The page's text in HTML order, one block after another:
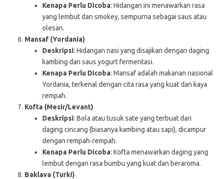
Kenapa Perlu Dicoba: Hidangan ini menawarkan rasa
yang lembut dan smokey, sempurna sebagai saus atau
olesan.
Mansaf (Yordania)
Deskripsi: Hidangan nasi yang disajikan dengan daging
kambing dan saus yogurt fermentasi.
Kenapa Perlu Dicoba: Mansaf adalah makanan nasional
Yordania, terkenal dengan cita rasa yang kuat dan kaya
rempah.
Kofta (Mesir/Levant)
Deskripsi: Bola atau tusuk sate yang terbuat dari
daging cincang (biasanya kambing atau sapi), dicampur
dengan rempah-rempah.
Kenapa Perlu Dicoba: Kofta menawarkan daging yang
lembut dengan rasa bumbu yang kuat dan beraroma.
Baklava (Turki)